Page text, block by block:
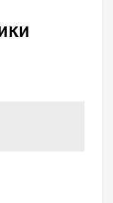
XP-352